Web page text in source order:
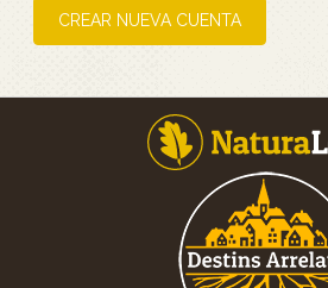
CREAR NUEVA CUENTA